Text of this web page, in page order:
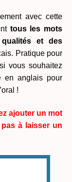
avec cette
tous les mots
et des
Pratique pour
vous souhaitez
en anglais pour
!
ajouter un mot
à laisser un